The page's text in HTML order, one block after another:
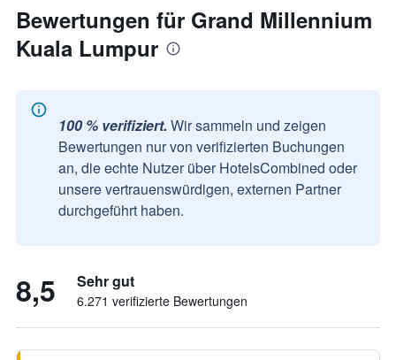
Bewertungen für Grand Millennium
Kuala Lumpur
100 % verifiziert. Wir sammeln und zeigen
Bewertungen nur von verifizierten Buchungen
an, die echte Nutzer über HotelsCombined oder
unsere vertrauenswürdigen, externen Partner
durchgeführt haben.
8,5 Sehr gut
6.271 verifizierte Bewertungen